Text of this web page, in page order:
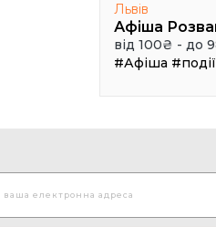
Львів
Афіша
від 100₴ - до
#Афіша #події